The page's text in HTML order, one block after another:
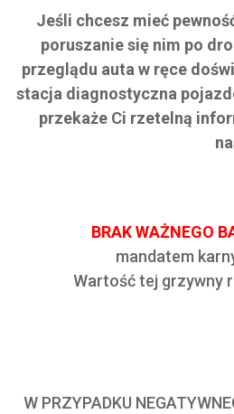
Jeśli chcesz mieć
poruszanie się nim po
przeglądu auta w ręce
stacja diagnostyczna
przekaże Ci rzetelną
BRAK WAŻNEGO
mandatem
Wartość tej grzywny
W PRZYPADKU